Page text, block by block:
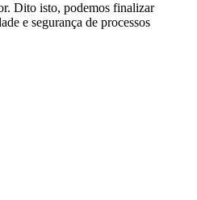
Dito isto, podemos finalizar
e segurança de processos